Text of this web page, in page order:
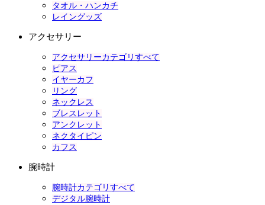
タオル・ハンカチ
レイングッズ
アクセサリー
アクセサリーカテゴリすべて
ピアス
イヤーカフ
リング
ネックレス
ブレスレット
アンクレット
ネクタイピン
カフス
腕時計
腕時計カテゴリすべて
デジタル腕時計